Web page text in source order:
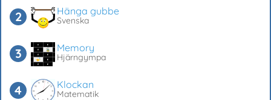
Hänga gubbe
Svenska
Memory
Hjärngympa
Klockan
Matematik